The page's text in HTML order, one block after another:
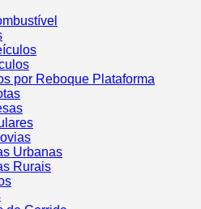
por Reboque Plataforma
Urbanas
Rurais